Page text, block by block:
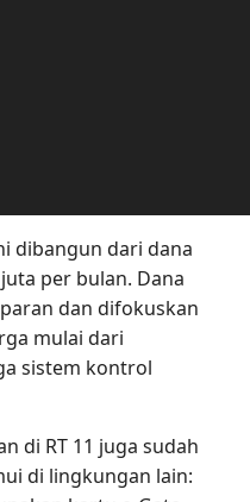
dibangun dari dana
per bulan. Dana
dan difokuskan
mulai dari
sistem kontrol
di RT 11 juga sudah
di lingkungan lain: